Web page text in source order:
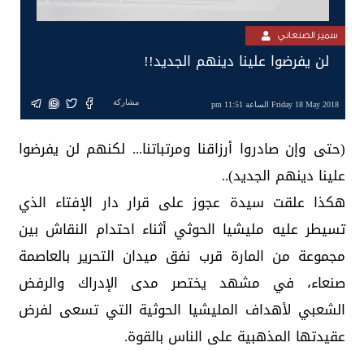
سمير الصنعاني
لن يفرضوا علينا دينهم الجديد!!
Friday 18 May 2018 الساعة 11:51 pm مشاركة
(حتى وإن صادروا أرزاقنا ومرتباتنا... لكنهم لن يفرضوا
علينا دينهم الجديد)..
هكذا علقت سيدة عجوز على قرار دار الإفتاء الذي
تسيطر عليه مليشيا الحوثي أثناء احتدام النقاش بين
مجموعة من المارة قرب نفق ميدان التحرير بالعاصمة
صنعاء، في مشهد يختصر مدى الإدراك والرفض
الشعبي لأهداف المليشيا الحوثية التي تسعى لفرض
عقيدتها المذهبية على الناس بالقوة.